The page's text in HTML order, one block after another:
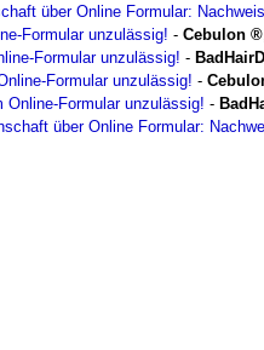
über Online Formular:
Formular unzulässig! - Cebulon
Formular unzulässig! -
Formular unzulässig! -
Online-Formular unzulässig! -
über Online Formular: